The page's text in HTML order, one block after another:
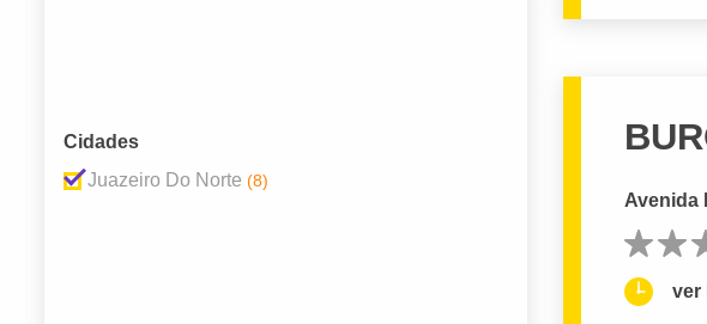
Cidades
Juazeiro Do Norte (8)
Avenida
ver